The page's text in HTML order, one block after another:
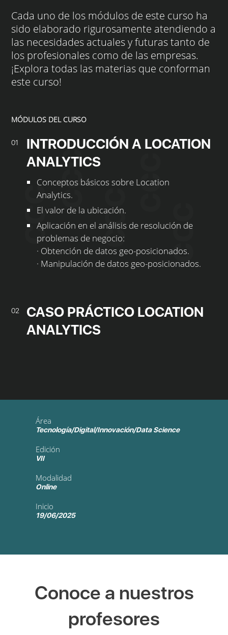
Cada uno de los módulos de este curso ha
sido elaborado rigurosamente atendiendo a
las necesidades actuales y futuras tanto de
los profesionales como de las empresas.
¡Explora todas las materias que conforman
este curso!
MÓDULOS DEL CURSO
01
INTRODUCCIÓN A LOCATION
ANALYTICS
Conceptos básicos sobre Location
Analytics.
El valor de la ubicación.
Aplicación en el análisis de resolución de
problemas de negocio:
· Obtención de datos geo-posicionados.
· Manipulación de datos geo-posicionados.
02
CASO PRÁCTICO LOCATION
ANALYTICS
Área
Tecnología/Digital/Innovación/Data Science
Edición
VII
Modalidad
Online
Inicio
19/06/2025
Conoce a nuestros
profesores